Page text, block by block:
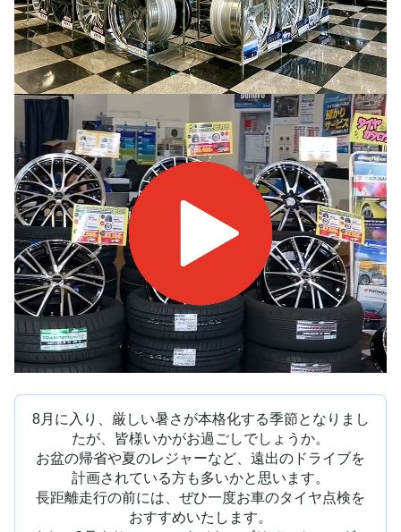
8月に入り、厳しい暑さが本格化する季節となりまし
たが、皆様いかがお過ごしでしょうか。
お盆の帰省や夏のレジャーなど、遠出のドライブを
計画されている方も多いかと思います。
長距離走行の前には、ぜひ一度お車のタイヤ点検を
おすすめいたします。